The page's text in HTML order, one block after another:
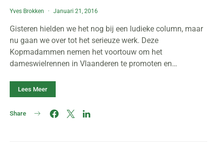
Yves Brokken Januari 21, 2016
Gisteren hielden we het nog bij een ludieke column, maar
nu gaan we over tot het serieuze werk. Deze
Kopmadammen nemen het voortouw om het
dameswielrennen in Vlaanderen te promoten en…
Lees Meer
Share